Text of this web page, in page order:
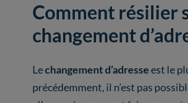
Comment résilier
changement
Lechangement d’adresseest le
précédemment, il n’est pas